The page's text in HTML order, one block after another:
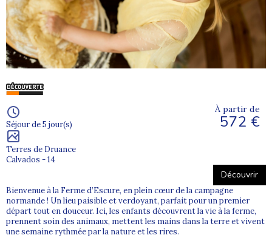
Séjour de 5 jour(s)
Terres de Druance
Calvados - 14
À partir de
572 €
Découvrir
Bienvenue à la Ferme d’Escure, en plein cœur de la campagne
normande ! Un lieu paisible et verdoyant, parfait pour un premier
départ tout en douceur. Ici, les enfants découvrent la vie à la ferme,
prennent soin des animaux, mettent les mains dans la terre et vivent
une semaine rythmée par la nature et les rires.